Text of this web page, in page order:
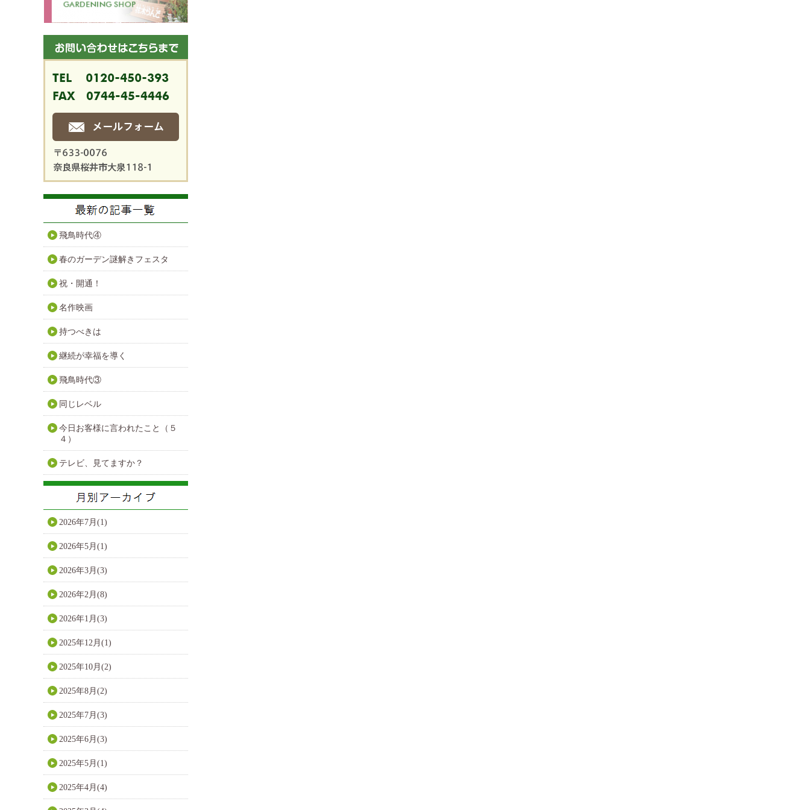
飛鳥時代④
春のガーデン謎解きフェスタ
祝・開通！
名作映画
持つべきは
継続が幸福を導く
飛鳥時代③
同じレベル
今日お客様に言われたこと（５
４）
テレビ、見てますか？
2026年7月(1)
2026年5月(1)
2026年3月(3)
2026年2月(8)
2026年1月(3)
2025年12月(1)
2025年10月(2)
2025年8月(2)
2025年7月(3)
2025年6月(3)
2025年5月(1)
2025年4月(4)